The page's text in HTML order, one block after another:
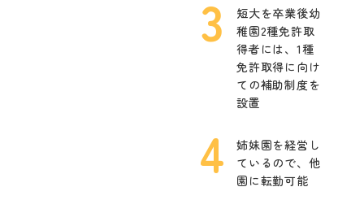
短大を卒業後幼
稚園2種免許取
得者には、 1種
免許取得に向け
ての補助制度を
設置
姉妹園を経営し
ているので、他
園に転勤可能